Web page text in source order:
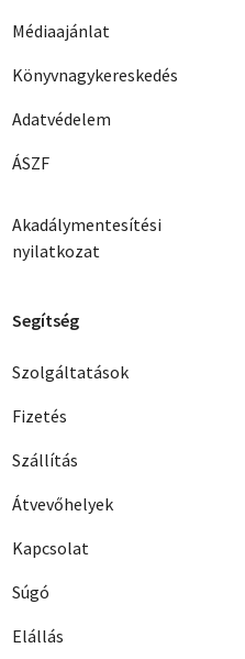
Médiaajánlat
Könyvnagykereskedés
Adatvédelem
ÁSZF
Akadálymentesítési
nyilatkozat
Segítség
Szolgáltatások
Fizetés
Szállítás
Átvevőhelyek
Kapcsolat
Súgó
Elállás